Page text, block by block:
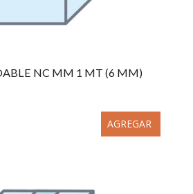
NC MM 1 MT (6 MM)
AGREGAR